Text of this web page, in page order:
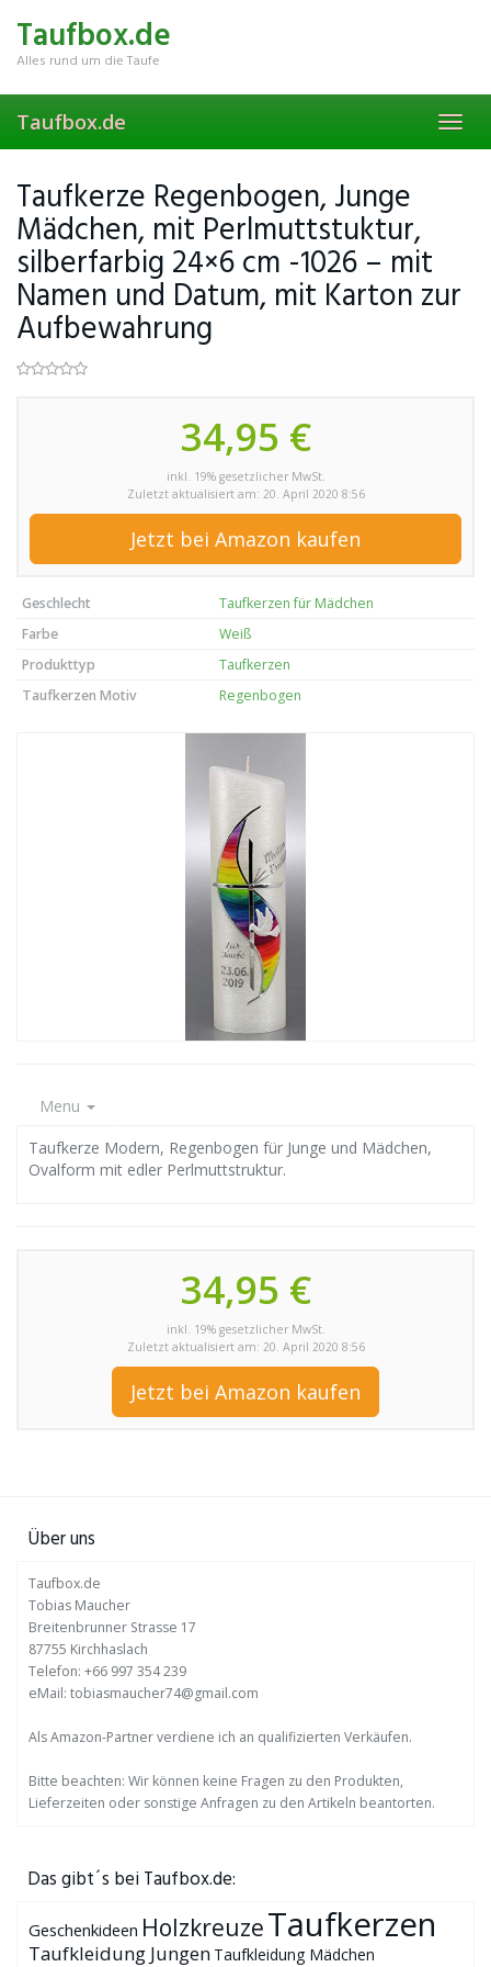
mainTaufbox.de
Alles rund um die Taufe
Taufbox.de
Taufkerze Regenbogen, Junge
Mädchen, mit Perlmuttstuktur,
silberfarbig 24×6 cm -1026 – mit
Namen und Datum, mit Karton zur
Aufbewahrung
34,95 €
inkl. 19% gesetzlicher MwSt.
Zuletzt aktualisiert am: 20. April 2020 8:56
Jetzt bei Amazon kaufen
Geschlecht
Taufkerzen für Mädchen
Farbe
Weiß
Produkttyp
Taufkerzen
Taufkerzen Motiv
Regenbogen
Menu
Taufkerze Modern, Regenbogen für Junge und Mädchen,
Ovalform mit edler Perlmuttstruktur.
34,95 €
inkl. 19% gesetzlicher MwSt.
Zuletzt aktualisiert am: 20. April 2020 8:56
Jetzt bei Amazon kaufen
Über uns
Taufbox.de
Tobias Maucher
Breitenbrunner Strasse 17
87755 Kirchhaslach
Telefon: +66 997 354 239
eMail: tobiasmaucher74@gmail.com
Als Amazon-Partner verdiene ich an qualifizierten Verkäufen.
Bitte beachten: Wir können keine Fragen zu den Produkten,
Lieferzeiten oder sonstige Anfragen zu den Artikeln beantorten.
Das gibt´s bei Taufbox.de:
Geschenkideen HolzkreuzeTaufkerzen
Taufkleidung Jungen Taufkleidung Mädchen